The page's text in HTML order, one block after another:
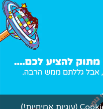
האתר שלנו משתמש בקובצי Cookie (עוגיות אמיתיות!)